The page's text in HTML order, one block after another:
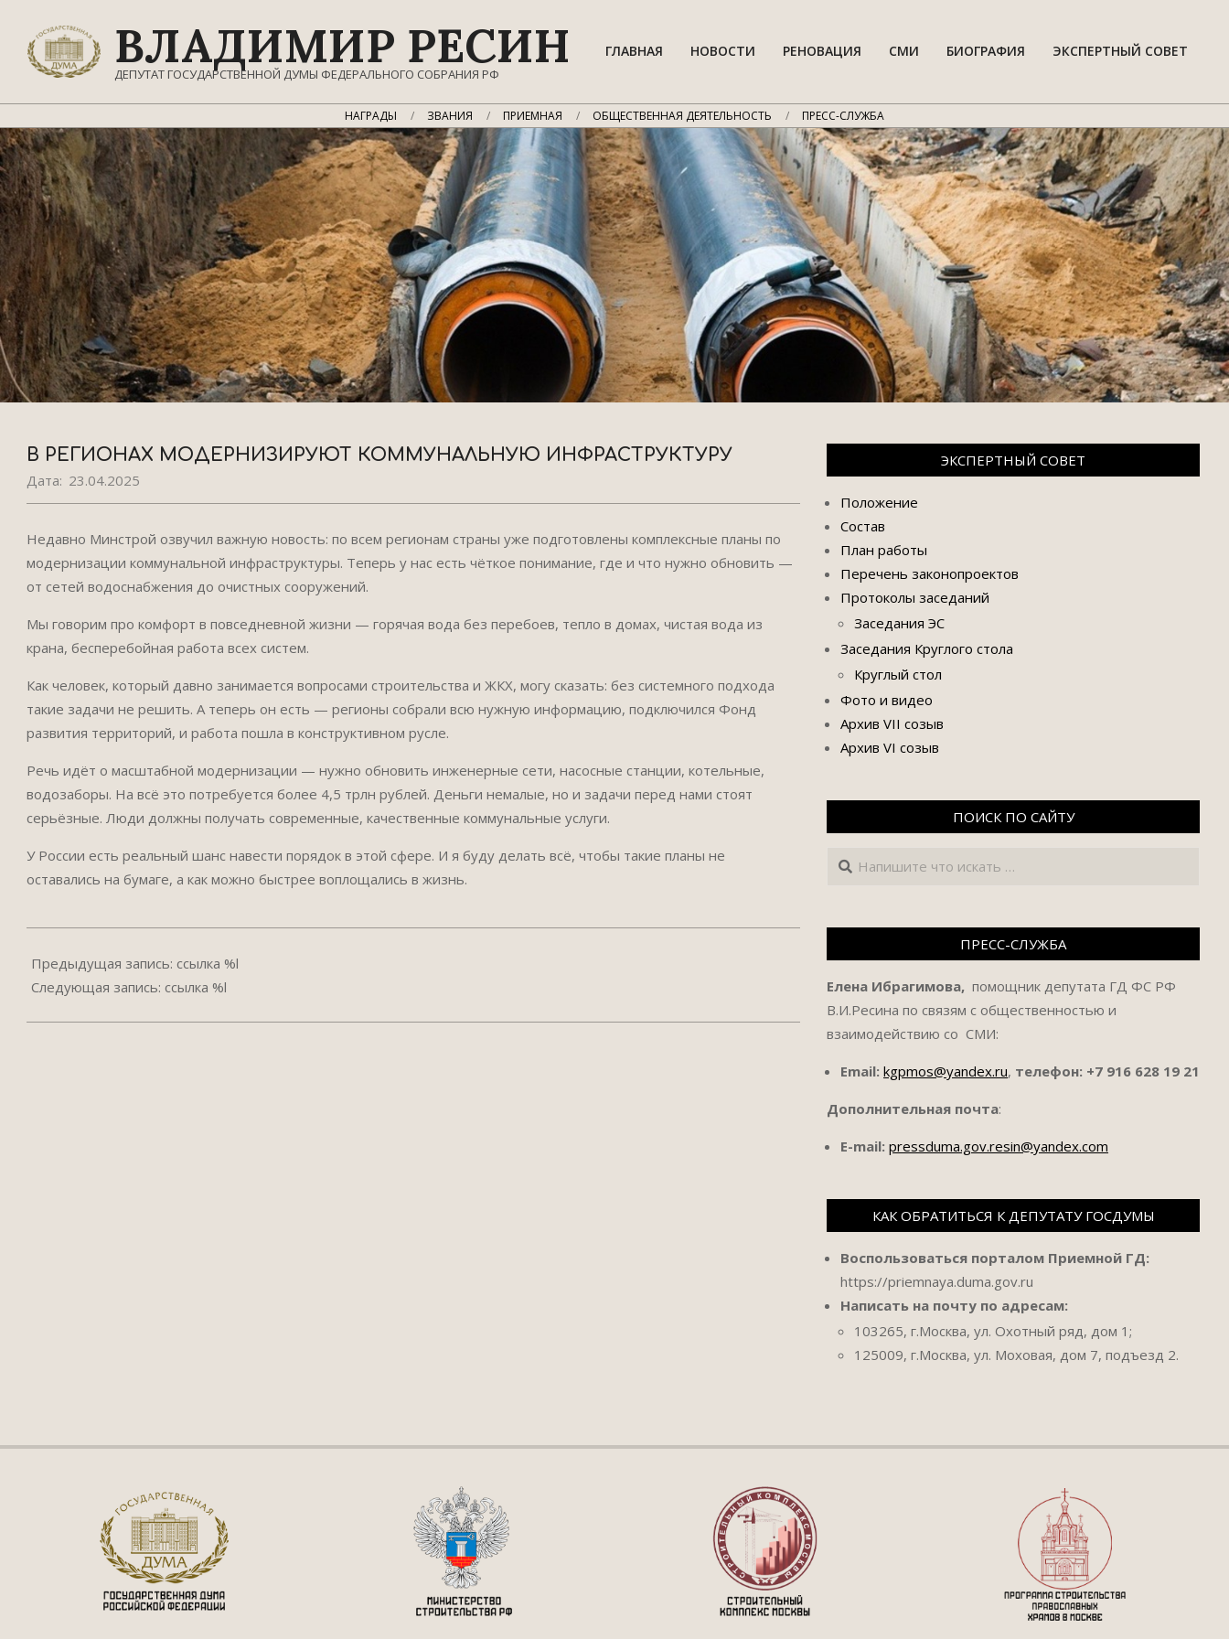
содержимому
ВЛАДИМИР РЕСИН
ДЕПУТАТ ГОСУДАРСТВЕННОЙ ДУМЫ ФЕДЕРАЛЬНОГО СОБРАНИЯ РФ
ГЛАВНАЯ НОВОСТИ РЕНОВАЦИЯ СМИ БИОГРАФИЯ ЭКСПЕРТНЫЙ СОВЕТ
НАГРАДЫ ЗВАНИЯ ПРИЕМНАЯ ОБЩЕСТВЕННАЯ ДЕЯТЕЛЬНОСТЬ ПРЕСС-СЛУЖБА
В РЕГИОНАХ МОДЕРНИЗИРУЮТ КОММУНАЛЬНУЮ ИНФРАСТРУКТУРУ
Дата: 23.04.2025
Недавно Минстрой озвучил важную новость: по всем регионам страны уже подготовлены комплексные планы по
модернизации коммунальной инфраструктуры. Теперь у нас есть чёткое понимание, где и что нужно обновить —
от сетей водоснабжения до очистных сооружений.
Мы говорим про комфорт в повседневной жизни — горячая вода без перебоев, тепло в домах, чистая вода из
крана, бесперебойная работа всех систем.
Как человек, который давно занимается вопросами строительства и ЖКХ, могу сказать: без системного подхода
такие задачи не решить. А теперь он есть — регионы собрали всю нужную информацию, подключился Фонд
развития территорий, и работа пошла в конструктивном русле.
Речь идёт о масштабной модернизации — нужно обновить инженерные сети, насосные станции, котельные,
водозаборы. На всё это потребуется более 4,5 трлн рублей. Деньги немалые, но и задачи перед нами стоят
серьёзные. Люди должны получать современные, качественные коммунальные услуги.
У России есть реальный шанс навести порядок в этой сфере. И я буду делать всё, чтобы такие планы не
оставались на бумаге, а как можно быстрее воплощались в жизнь.
04-
23
Предыдущая запись: ссылка %l
Следующая запись: ссылка %l
ЭКСПЕРТНЫЙ СОВЕТ
Положение
Состав
План работы
Перечень законопроектов
Протоколы заседаний
Заседания ЭС
Заседания Круглого стола
Круглый стол
Фото и видео
Архив VII созыв
Архив VI созыв
ПОИСК ПО САЙТУ
Поиск
ПРЕСС-СЛУЖБА
Елена Ибрагимова, помощник депутата ГД ФС РФ
В.И.Ресина по связям с общественностью и
взаимодействию со СМИ:
Email: kgpmos@yandex.ru, телефон: +7 916 628 19 21
Дополнительная почта:
E-mail: pressduma.gov.resin@yandex.com
КАК ОБРАТИТЬСЯ К ДЕПУТАТУ ГОСДУМЫ
Воспользоваться порталом Приемной ГД:
https://priemnaya.duma.gov.ru
Написать на почту по адресам:
103265, г.Москва, ул. Охотный ряд, дом 1;
125009, г.Москва, ул. Моховая, дом 7, подъезд 2.